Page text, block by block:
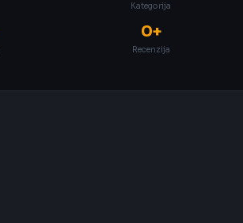
Kategorija
0+
Recenzija